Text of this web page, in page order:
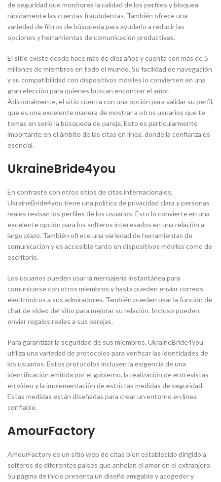
de seguridad que monitorea la calidad de los perfiles y bloquea
rápidamente las cuentas fraudulentas. También ofrece una
variedad de filtros de búsqueda para ayudarlo a reducir las
opciones y herramientas de comunicación productivas.
El sitio existe desde hace más de diez años y cuenta con más de 5
millones de miembros en todo el mundo. Su facilidad de navegación
y su compatibilidad con dispositivos móviles lo convierten en una
gran elección para quienes buscan encontrar el amor.
Adicionalmente, el sitio cuenta con una opción para validar su perfil,
que es una excelente manera de mostrar a otros usuarios que te
tomas en serio la búsqueda de pareja. Esto es particularmente
importante en el ámbito de las citas en línea, donde la confianza es
esencial.
UkraineBride4you
En contraste con otros sitios de citas internacionales,
UkraineBride4you tiene una política de privacidad clara y personas
reales revisan los perfiles de los usuarios. Esto lo convierte en una
excelente opción para los solteros interesados en una relación a
largo plazo. También ofrece una variedad de herramientas de
comunicación y es accesible tanto en dispositivos móviles como de
escritorio.
Los usuarios pueden usar la mensajería instantánea para
comunicarse con otros miembros y hasta pueden enviar correos
electrónicos a sus admiradores. También pueden usar la función de
chat de video del sitio para mejorar su relación. Incluso pueden
enviar regalos reales a sus parejas.
Para garantizar la seguridad de sus miembros, UkraineBride4you
utiliza una variedad de protocolos para verificar las identidades de
los usuarios. Estos protocolos incluyen la exigencia de una
identificación emitida por el gobierno, la realización de entrevistas
en vídeo y la implementación de estrictas medidas de seguridad.
Estas medidas están diseñadas para crear un entorno en línea
confiable.
AmourFactory
AmourFactory es un sitio web de citas bien establecido dirigido a
solteros de diferentes países que anhelan el amor en el extranjero.
Su página de inicio presenta un diseño amigable y acogedor y